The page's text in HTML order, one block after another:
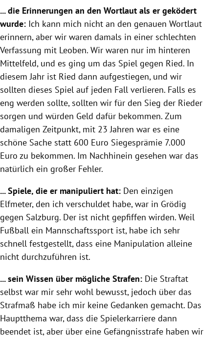
... die Erinnerungen an den Wortlaut als er geködert
wurde: Ich kann mich nicht an den genauen Wortlaut
erinnern, aber wir waren damals in einer schlechten
Verfassung mit Leoben. Wir waren nur im hinteren
Mittelfeld, und es ging um das Spiel gegen Ried. In
diesem Jahr ist Ried dann aufgestiegen, und wir
sollten dieses Spiel auf jeden Fall verlieren. Falls es
eng werden sollte, sollten wir für den Sieg der Rieder
sorgen und würden Geld dafür bekommen. Zum
damaligen Zeitpunkt, mit 23 Jahren war es eine
schöne Sache statt 600 Euro Siegesprämie 7.000
Euro zu bekommen. Im Nachhinein gesehen war das
natürlich ein großer Fehler.
... Spiele, die er manipuliert hat: Den einzigen
Elfmeter, den ich verschuldet habe, war in Grödig
gegen Salzburg. Der ist nicht gepfiffen wirden. Weil
Fußball ein Mannschaftssport ist, habe ich sehr
schnell festgestellt, dass eine Manipulation alleine
nicht durchzuführen ist.
... sein Wissen über mögliche Strafen: Die Straftat
selbst war mir sehr wohl bewusst, jedoch über das
Strafmaß habe ich mir keine Gedanken gemacht. Das
Hauptthema war, dass die Spielerkarriere dann
beendet ist, aber über eine Gefängnisstrafe haben wir